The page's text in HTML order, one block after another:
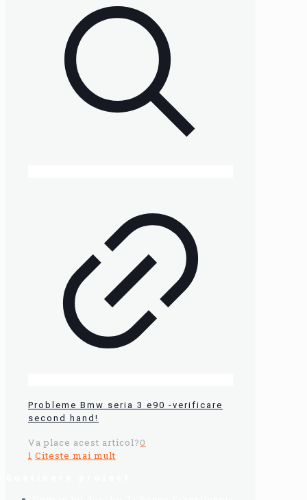
Probleme Bmw seria 3 e90 -verificare
second hand!
Va place acest articol?0
1 Citeste mai mult